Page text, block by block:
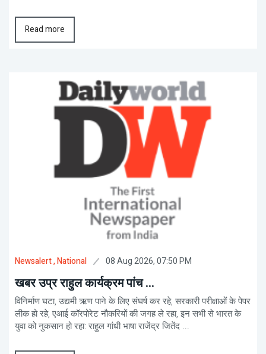
Read more
Newsalert, National 08 Aug 2026, 07:50 PM
खबर उप्र राहुल कार्यक्रम पांच ...
विनिर्माण घटा, उद्यमी ऋण पाने के लिए संघर्ष कर रहे, सरकारी परीक्षाओं के पेपर
लीक हो रहे, एआई कॉरपोरेट नौकरियों की जगह ले रहा, इन सभी से भारत के
युवा को नुकसान हो रहा: राहुल गांधी भाषा राजेंद्र जितेंद ...